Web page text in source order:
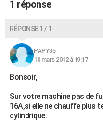
1 réponse
RÉPONSE 1 / 1
PAPY35
10 mars 2012 à 19:17
Bonsoir,
Sur votre machine pas de
16A,si elle ne chauffe plus
cylindrique.